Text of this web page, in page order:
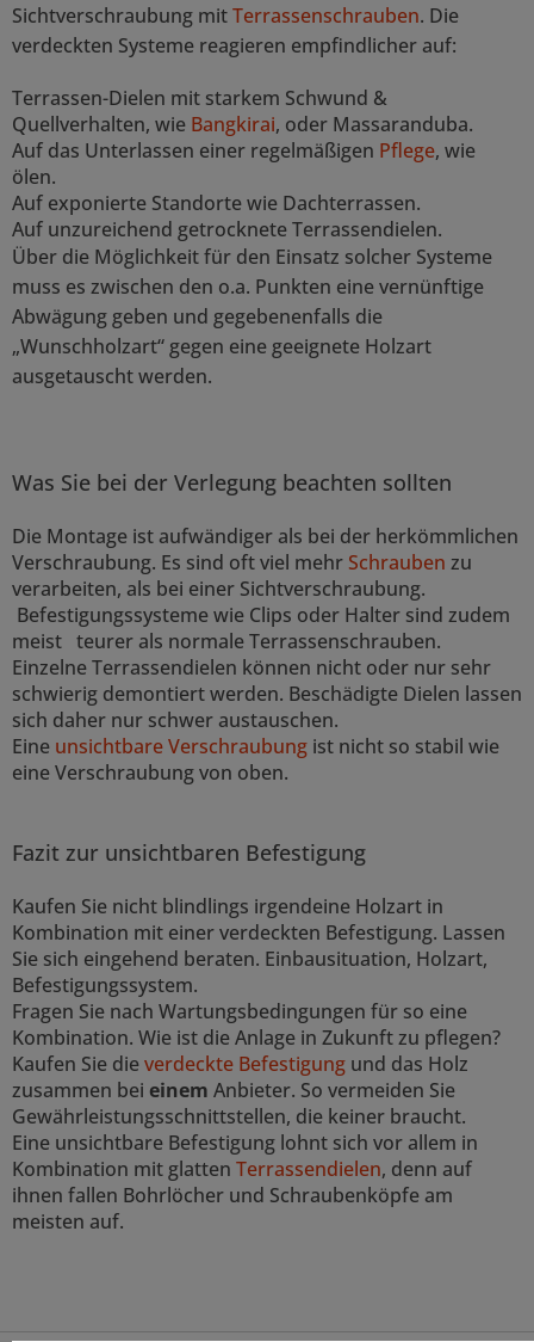
Sichtverschraubung mitTerrassenschrauben. Die
verdeckten Systeme reagieren empfindlicher auf:
Terrassen-Dielen mit starkem Schwund &
Quellverhalten, wie Bangkirai, oder Massaranduba.
Auf das Unterlassen einer regelmäßigen Pflege, wie
ölen.
Auf exponierte Standorte wie Dachterrassen.
Auf unzureichend getrocknete Terrassendielen.
Über die Möglichkeit für den Einsatz solcher Systeme
muss es zwischen den o.a. Punkten eine vernünftige
Abwägung geben und gegebenenfalls die
„Wunschholzart“ gegen eine geeignete Holzart
ausgetauscht werden.
Was Sie bei der Verlegung beachten sollten
Die Montage ist aufwändiger als bei der herkömmlichen
Verschraubung. Es sind oft viel mehrSchrauben zu
verarbeiten, als bei einer Sichtverschraubung.
Befestigungssysteme wie Clips oder Halter sind zudem
meist teurer als normale Terrassenschrauben.
Einzelne Terrassendielen können nicht oder nur sehr
schwierig demontiert werden. Beschädigte Dielen lassen
sich daher nur schwer austauschen.
Eine unsichtbare Verschraubung ist nicht so stabil wie
eine Verschraubung von oben.
Fazit zur unsichtbaren Befestigung
Kaufen Sie nicht blindlings irgendeine Holzart in
Kombination mit einer verdeckten Befestigung. Lassen
Sie sich eingehend beraten. Einbausituation, Holzart,
Befestigungssystem.
Fragen Sie nach Wartungsbedingungen für so eine
Kombination. Wie ist die Anlage in Zukunft zu pflegen?
Kaufen Sie dieverdeckte Befestigung und das Holz
zusammen bei einem Anbieter. So vermeiden Sie
Gewährleistungsschnittstellen, die keiner braucht.
Eine unsichtbare Befestigung lohnt sich vor allem in
Kombination mit glatten Terrassendielen, denn auf
ihnen fallen Bohrlöcher und Schraubenköpfe am
meisten auf.